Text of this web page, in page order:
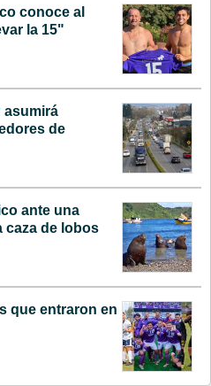
conoce al
la 15"
asumirá
de
ante una
caza de lobos
que entraron en